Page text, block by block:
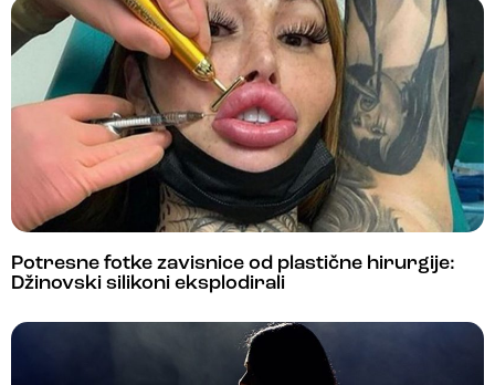
Potresne fotke zavisnice od plastične hirurgije:
Džinovski silikoni eksplodirali